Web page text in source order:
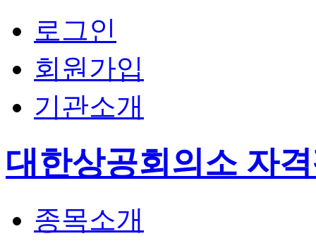
로그인
회원가입
기관소개
대한상공회의소 자
종목소개